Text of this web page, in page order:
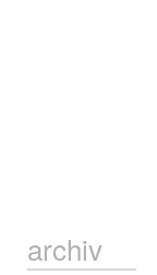
archiv